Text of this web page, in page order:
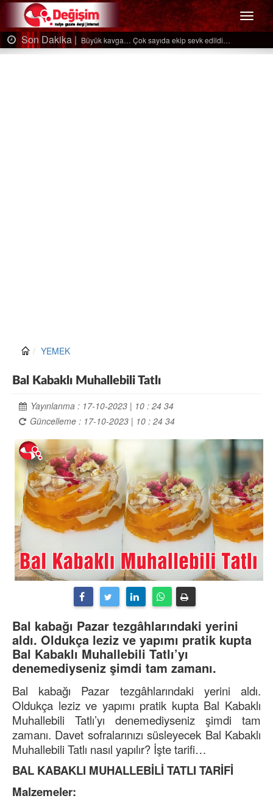
Menü
Son Dakika |Ağaçtan düştü…
YEMEK
Bal Kabaklı Muhallebili Tatlı
Yayınlanma : 17-10-2023 | 10 : 24 34
Güncelleme : 17-10-2023 | 10 : 24 34
Bal kabağı Pazar tezgâhlarındaki yerini
aldı. Oldukça leziz ve yapımı pratik kupta
Bal Kabaklı Muhallebili Tatlı’yı
denemediyseniz şimdi tam zamanı.
Bal kabağı Pazar tezgâhlarındaki yerini aldı.
Oldukça leziz ve yapımı pratik kupta Bal Kabaklı
Muhallebili Tatlı’yı denemediyseniz şimdi tam
zamanı. Davet sofralarınızı süsleyecek Bal Kabaklı
Muhallebili Tatlı nasıl yapılır? İşte tarifi…
BAL KABAKLI MUHALLEBİLİ TATLI TARİFİ
Malzemeler: